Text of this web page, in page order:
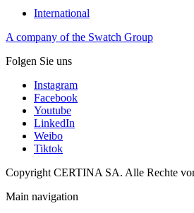
International
A company of the Swatch Group
Folgen Sie uns
Instagram
Facebook
Youtube
LinkedIn
Weibo
Tiktok
Copyright CERTINA SA. Alle Rechte
Main navigation